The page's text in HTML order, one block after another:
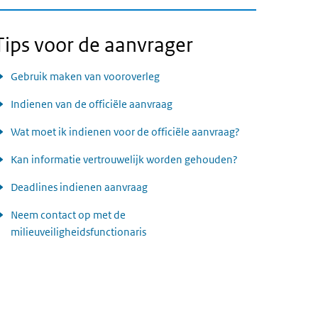
voor de aanvrager
Gebruik maken van vooroverleg
Indienen van de officiële aanvraag
Wat moet ik indienen voor de officiële aanvraag?
Kan informatie vertrouwelijk worden gehouden?
Deadlines indienen aanvraag
Neem contact op met de
milieuveiligheidsfunctionaris